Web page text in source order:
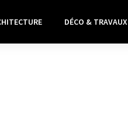
DÉCO & TRAVAUX